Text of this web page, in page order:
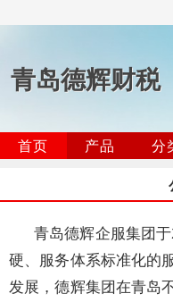
青岛德辉财税
首页 产品 分
青岛德辉企服集团
硬、服务体系标准化的
发展，德辉集团在青岛